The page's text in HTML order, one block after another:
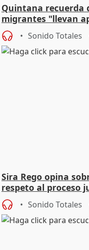
Quintana recuerda
migrantes "llevan
central
Sonido Totales
Sira Rego opina
respeto al proceso
Sonido Totales